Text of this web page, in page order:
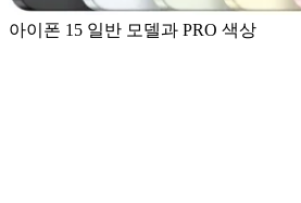
아이폰 15 일반 모델과 PRO 색상